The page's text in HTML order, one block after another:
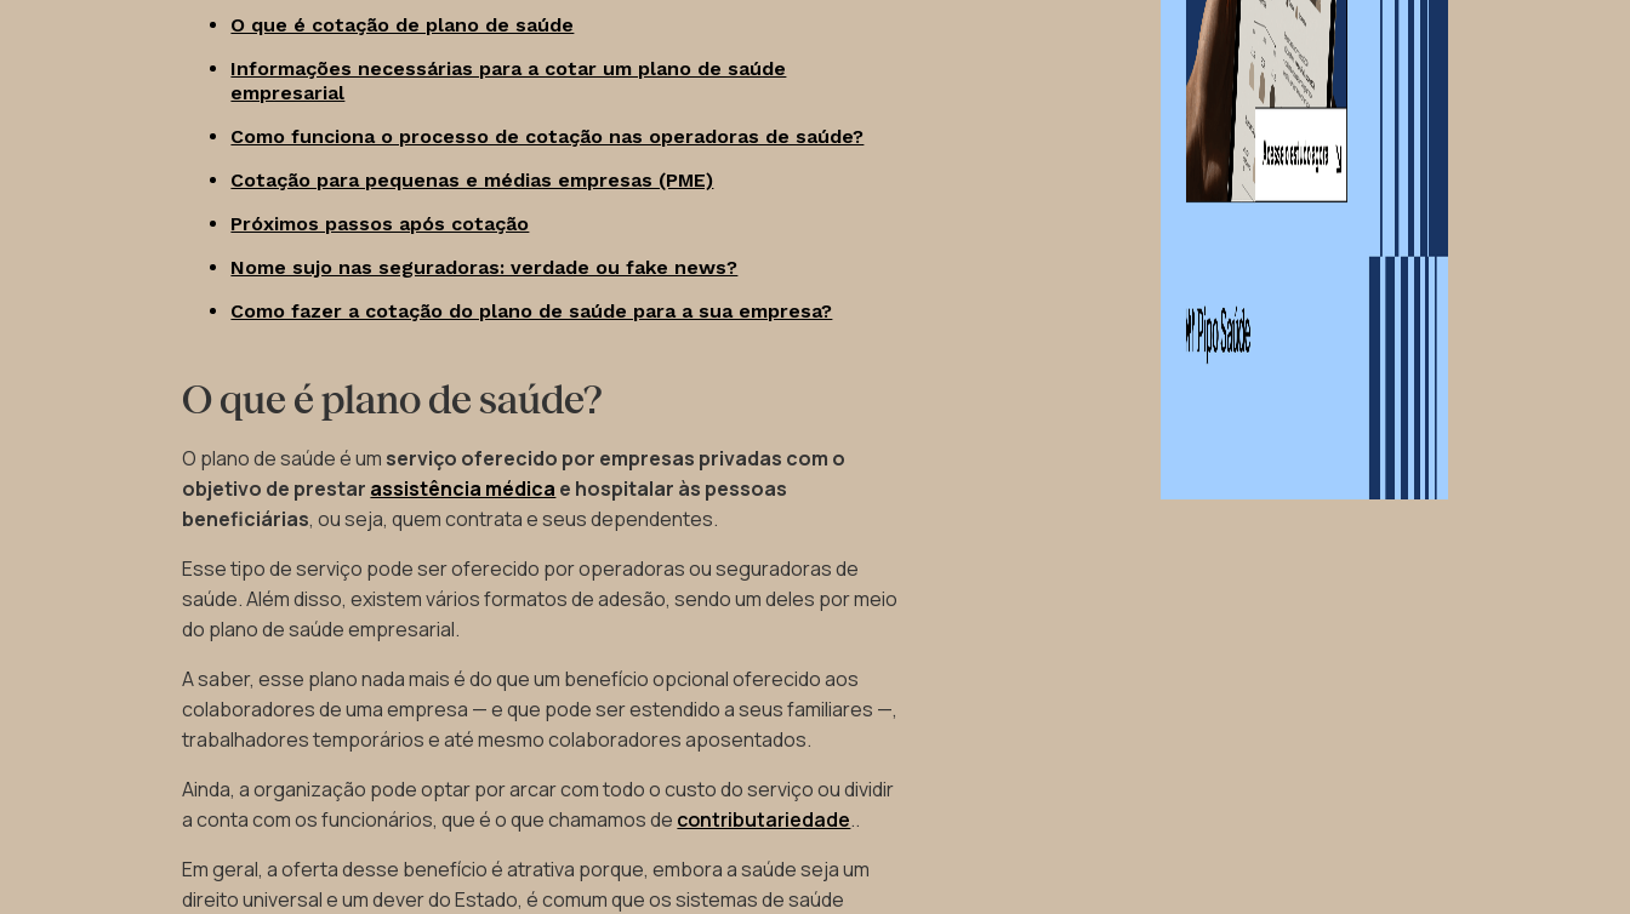
O que é cotação de plano de saúde
Informações necessárias para a cotar um plano de saúde
empresarial
Como funciona o processo de cotação nas operadoras de saúde?
Cotação para pequenas e médias empresas (PME)
Próximos passos após cotação
Nome sujo nas seguradoras: verdade ou fake news?
Como fazer a cotação do plano de saúde para a sua empresa?
O que é plano de saúde?
O plano de saúde é um serviço oferecido por empresas privadas com o
objetivo de prestar assistência médica e hospitalar às pessoas
beneficiárias, ou seja, quem contrata e seus dependentes.
Esse tipo de serviço pode ser oferecido por operadoras ou seguradoras de
saúde. Além disso, existem vários formatos de adesão, sendo um deles por meio
do plano de saúde empresarial.
A saber, esse plano nada mais é do que um benefício opcional oferecido aos
colaboradores de uma empresa — e que pode ser estendido a seus familiares —,
trabalhadores temporários e até mesmo colaboradores aposentados.
Ainda, a organização pode optar por arcar com todo o custo do serviço ou dividir
a conta com os funcionários, que é o que chamamos de contributariedade..
Em geral, a oferta desse benefício é atrativa porque, embora a saúde seja um
direito universal e um dever do Estado, é comum que os sistemas de saúde